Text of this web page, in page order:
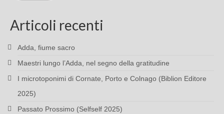
Articoli recenti
Adda, fiume sacro
Maestri lungo l’Adda, nel segno della gratitudine
I microtoponimi di Cornate, Porto e Colnago (Biblion Editore
2025)
Passato Prossimo (Selfself 2025)